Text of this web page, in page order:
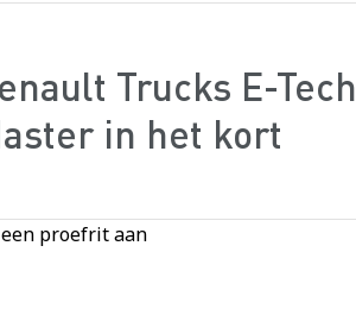
Trucks E-Tech
in het kort
proefrit aan